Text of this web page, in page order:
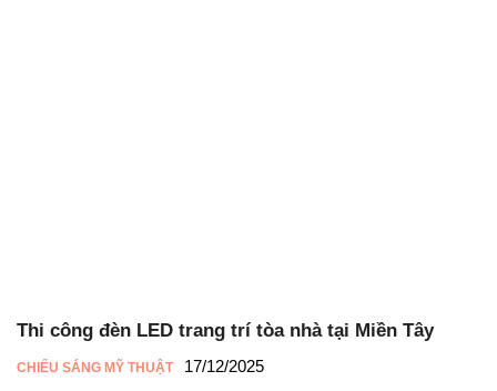
Thi công đèn LED trang trí tòa nhà tại Miền Tây
CHIẾU SÁNG MỸ THUẬT 17/12/2025